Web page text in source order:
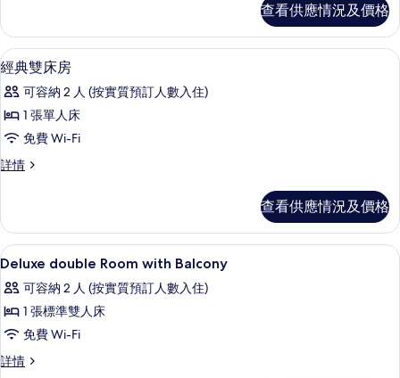
露
台
的
相
片
房,
露
台
情
查看供應情況及價格
載
入
所
有
經
典
床
房
的
相
片
房內夾萬、書桌、手提電腦工作空間
4
經典雙床房
可容納 2 人 (按實質預訂人數入住)
1 張單人床
免費 Wi-Fi
詳情
經
房
詳
情
查看供應情況及價格
載
入
所
有
Deluxe
double
房內夾萬、書桌、手提電腦工作空間
5
Deluxe double Room with Balcony
可容納 2 人 (按實質預訂人數入住)
1 張標準雙人床
免費 Wi-Fi
詳情
Deluxe